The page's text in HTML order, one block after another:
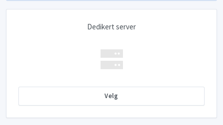
Dedikert server
Velg